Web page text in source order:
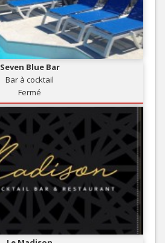
Seven Blue Bar
Bar à cocktail
Fermé